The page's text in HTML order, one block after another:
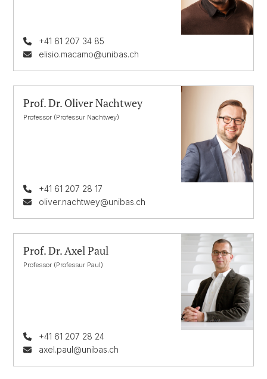
+41 61 207 34 85
elisio.macamo@unibas.ch
Prof. Dr. Oliver Nachtwey
Professor (Professur Nachtwey)
+41 61 207 28 17
oliver.nachtwey@unibas.ch
Prof. Dr. Axel Paul
Professor (Professur Paul)
+41 61 207 28 24
axel.paul@unibas.ch